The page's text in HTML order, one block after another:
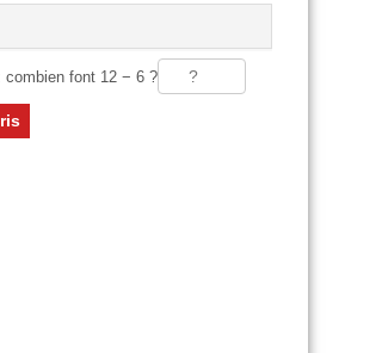
combien font 12 − 6 ?